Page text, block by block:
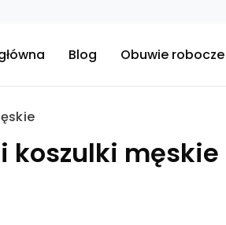
Blog Obuwie robocze
koszulki męskie